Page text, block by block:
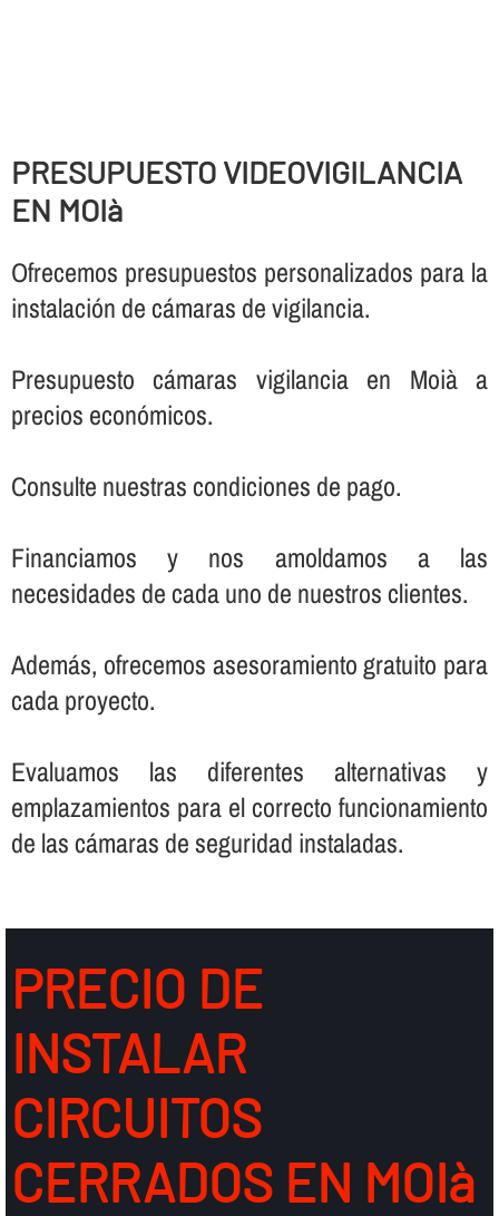
PRESUPUESTO VIDEOVIGILANCIA
EN MOIà
Ofrecemos presupuestos personalizados para la
instalación de cámaras de vigilancia.
Presupuesto cámaras vigilancia en Moià a
precios económicos.
Consulte nuestras condiciones de pago.
Financiamos y nos amoldamos a las
necesidades de cada uno de nuestros clientes.
Además, ofrecemos asesoramiento gratuito para
cada proyecto.
Evaluamos las diferentes alternativas y
emplazamientos para el correcto funcionamiento
de las cámaras de seguridad instaladas.
PRECIO DE
INSTALAR
CIRCUITOS
CERRADOS EN MOIà